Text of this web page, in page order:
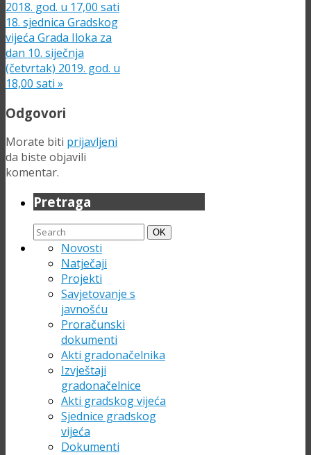
2018. god. u 17,00 sati
18. sjednica Gradskog
vijeća Grada Iloka za
dan 10. siječnja
(četvrtak) 2019. god. u
18,00 sati »
Odgovori
Morate biti prijavljeni
da biste objavili
komentar.
Pretraga
Search
for:
Search
OK
Novosti
Natječaji
Projekti
Savjetovanje s
javnošću
Proračunski
dokumenti
Akti gradonačelnika
Izvještaji
gradonačelnice
Akti gradskog vijeća
Sjednice gradskog
vijeća
Dokumenti